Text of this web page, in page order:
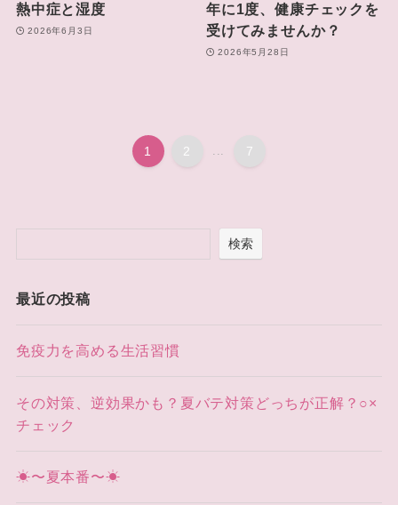
熱中症と湿度
2026年6月3日
年に1度、健康チェックを
受けてみませんか？
2026年5月28日
1 2 ... 7
検索
最近の投稿
免疫力を高める生活習慣
その対策、逆効果かも？夏バテ対策どっちが正解？○×
チェック
☀〜夏本番〜☀